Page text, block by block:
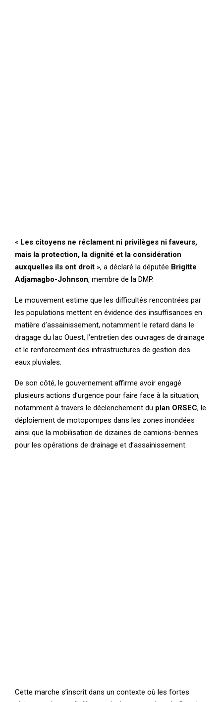
« Les citoyens ne réclament ni privilèges ni faveurs,
mais la protection, la dignité et la considération
auxquelles ils ont droit », a déclaré la députée Brigitte
Adjamagbo-Johnson, membre de la DMP.
Le mouvement estime que les difficultés rencontrées par
les populations mettent en évidence des insuffisances en
matière d’assainissement, notamment le retard dans le
dragage du lac Ouest, l’entretien des ouvrages de drainage
et le renforcement des infrastructures de gestion des
eaux pluviales.
De son côté, le gouvernement affirme avoir engagé
plusieurs actions d’urgence pour faire face à la situation,
notamment à travers le déclenchement du plan ORSEC, le
déploiement de motopompes dans les zones inondées
ainsi que la mobilisation de dizaines de camions-bennes
pour les opérations de drainage et d’assainissement.
Cette marche s’inscrit dans un contexte où les fortes